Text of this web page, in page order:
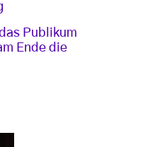
Publikum
Ende die